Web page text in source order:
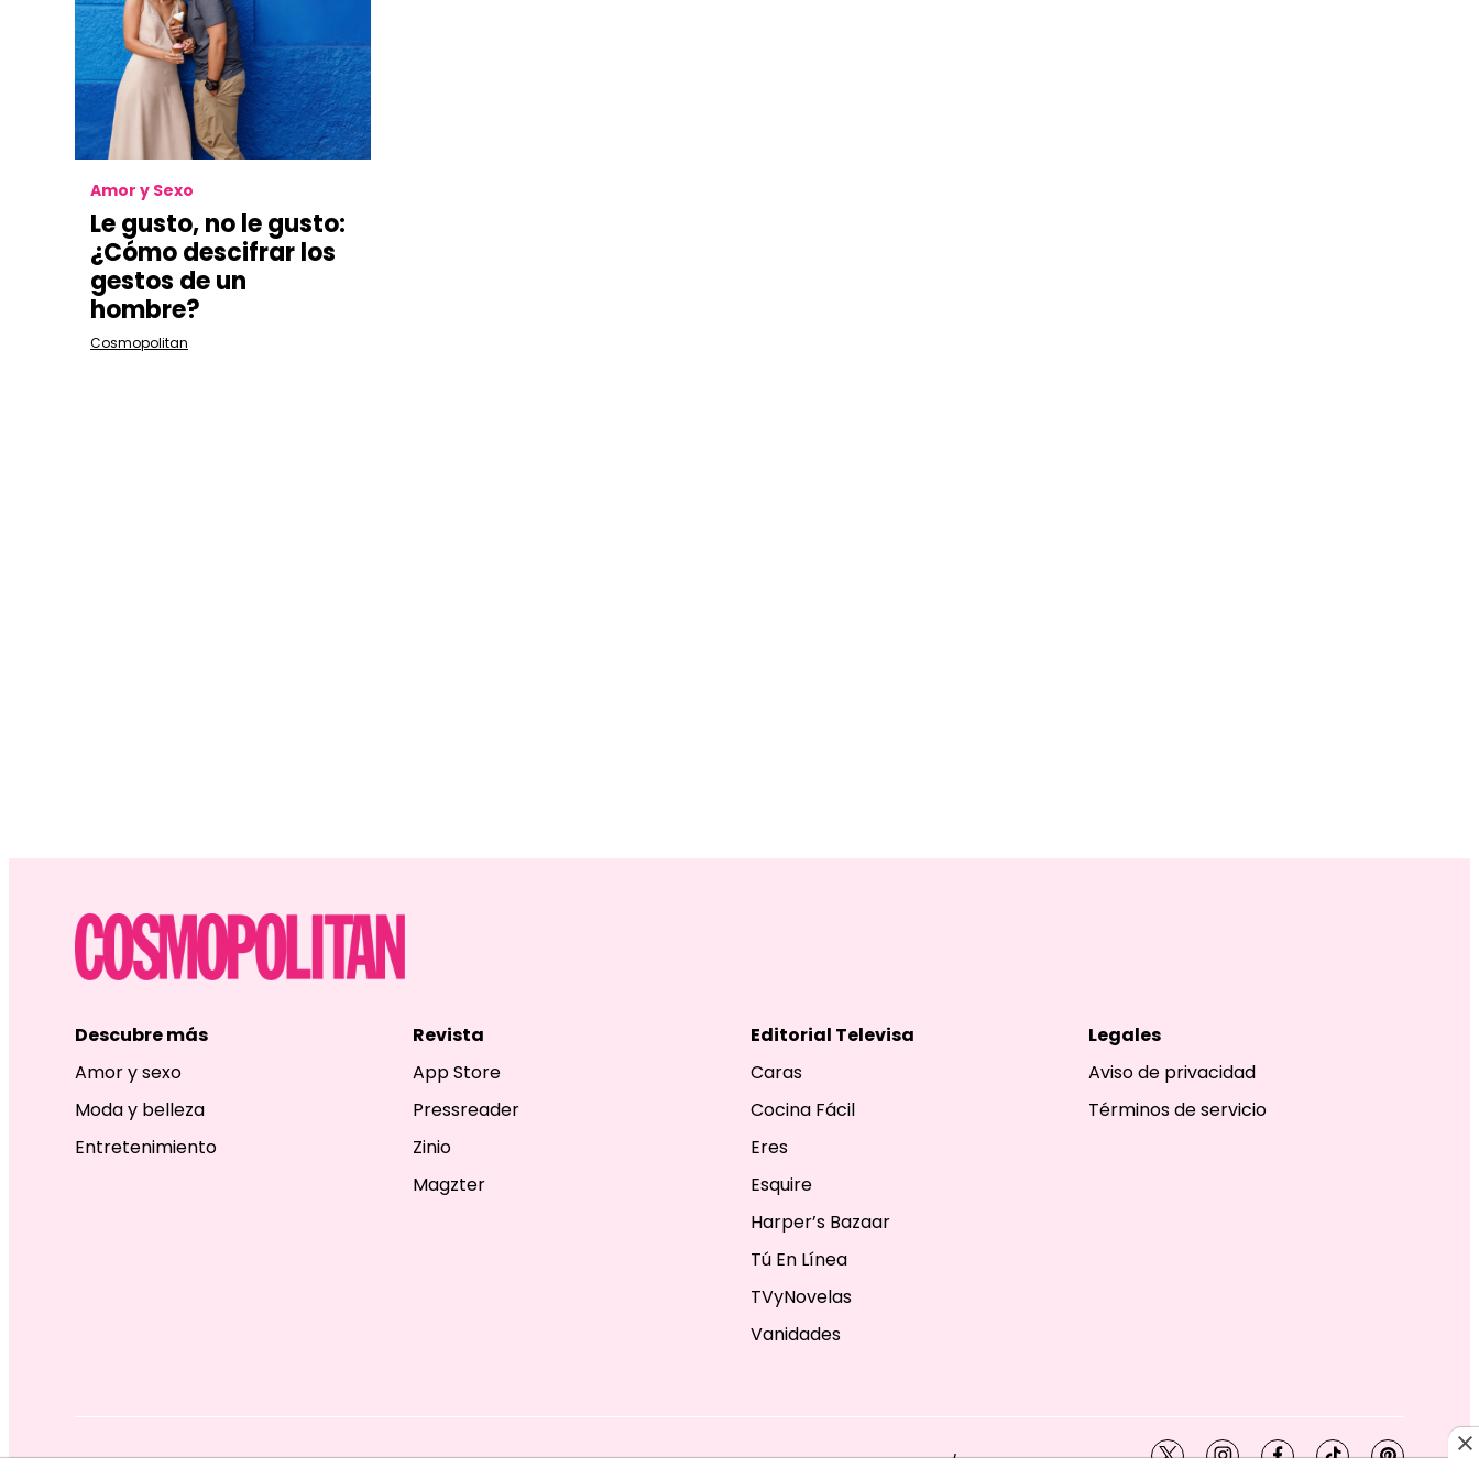
Amor y Sexo
Le gusto, no le gusto:
¿Cómo descifrar los
gestos de un
hombre?
Cosmopolitan
Descubre más
Amor y sexo
Moda y belleza
Entretenimiento
Revista
App Store
Pressreader
Zinio
Magzter
Editorial Televisa
Caras
Cocina Fácil
Eres
Esquire
Harper’s Bazaar
Tú En Línea
TVyNovelas
Vanidades
Legales
Aviso de privacidad
Términos de servicio
EDITORIAL TELEVISA S.A. DE C.V. TODOS LOS DERECHOS RESERVADOS. TBG - EDITORIAL TELEVISA - LIFESTYLES - BEAUTY / FASHION twitterinstagramfacebook
tiktokpinterest